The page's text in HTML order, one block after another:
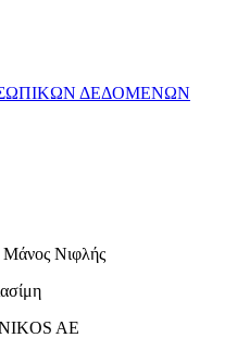
ΔΕΔΟΜΕΝΩΝ
Μάνος Νιφλής
AE